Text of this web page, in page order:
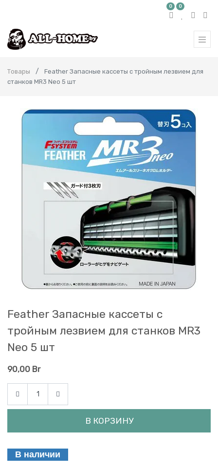
0 0
Товары
Feather Запасные кассеты с тройным лезвием для
станков MR3 Neo 5 шт
Feather Запасные кассеты с
тройным лезвием для станков MR3
Neo 5 шт
90,00 Br
В КОРЗИНУ
В наличии